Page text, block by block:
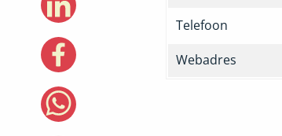
Telefoon
Webadres